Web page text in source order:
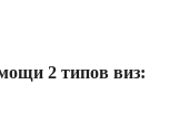
2 типов виз: